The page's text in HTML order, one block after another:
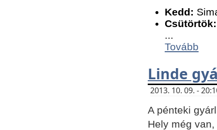
Kedd:
Csütörtök:
...
Tovább
Linde
2013. 10. 09. -
A pénteki
Hely még